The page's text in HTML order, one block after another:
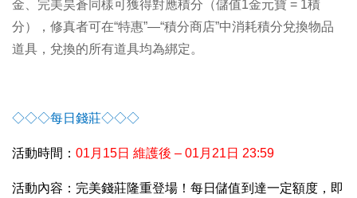
金、完美昊蒼同樣可獲得對應積分（儲值1金元寶 = 1積
分），修真者可在“特惠”—“積分商店”中消耗積分兌換物品
道具，兌換的所有道具均為綁定。
◇◇◇每日錢莊◇◇◇
活動時間： 01 月15日 維護後 – 01月21日 23:59
活動內容：完美錢莊隆重登場！每日儲值到達一定額度，即